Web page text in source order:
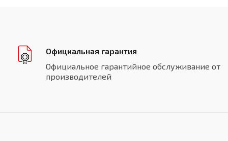
Официальная гарантия
Официальное гарантийное обслуживание от
производителей